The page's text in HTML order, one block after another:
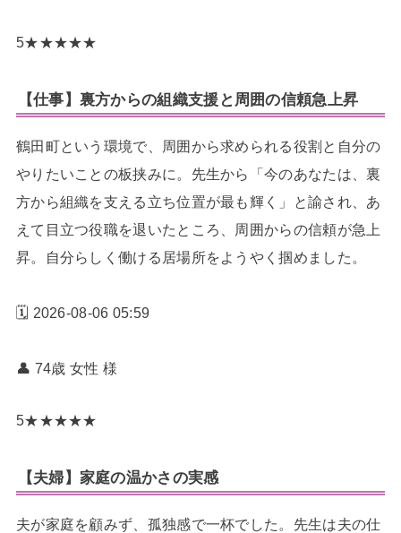
5★★★★★
【仕事】裏方からの組織支援と周囲の信頼急上昇
鶴田町という環境で、周囲から求められる役割と自分の
やりたいことの板挟みに。先生から「今のあなたは、裏
方から組織を支える立ち位置が最も輝く」と諭され、あ
えて目立つ役職を退いたところ、周囲からの信頼が急上
昇。自分らしく働ける居場所をようやく掴めました。
🗓️ 2026-08-06 05:59
👤 74歳 女性 様
5★★★★★
【夫婦】家庭の温かさの実感
夫が家庭を顧みず、孤独感で一杯でした。先生は夫の仕